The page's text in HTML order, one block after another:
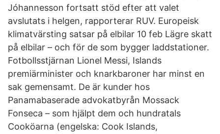
Jóhannesson fortsatt stöd efter att valet
avslutats i helgen, rapporterar RUV. Europeisk
klimatvärsting satsar på elbilar 10 feb Lägre skatt
på elbilar – och för de som bygger laddstationer.
Fotbollsstjärnan Lionel Messi, Islands
premiärminister och knarkbaroner har minst en
sak gemensamt. De är kunder hos
Panamabaserade advokatbyrån Mossack
Fonseca – som hjälpt dem och hundratals
Cooköarna (engelska: Cook Islands,